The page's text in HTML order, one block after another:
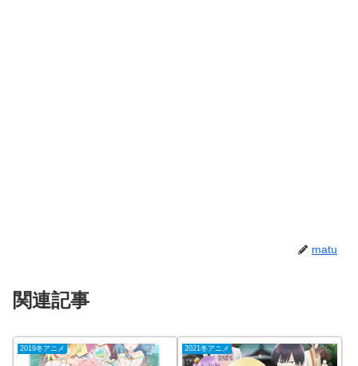
matu
関連記事
2019冬アニメ 2021冬アニメ